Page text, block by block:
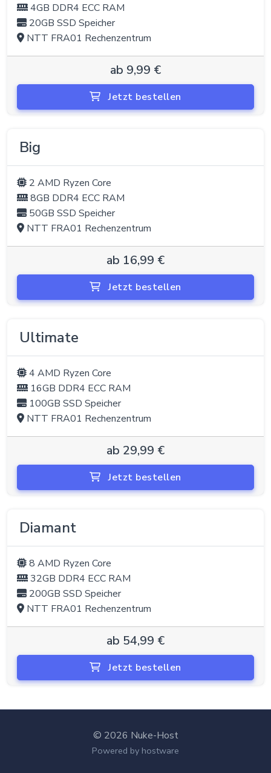
4GB DDR4 ECC RAM
20GB SSD Speicher
NTT FRA01 Rechenzentrum
ab 9,99 €
Jetzt bestellen
Big
2 AMD Ryzen Core
8GB DDR4 ECC RAM
50GB SSD Speicher
NTT FRA01 Rechenzentrum
ab 16,99 €
Jetzt bestellen
Ultimate
4 AMD Ryzen Core
16GB DDR4 ECC RAM
100GB SSD Speicher
NTT FRA01 Rechenzentrum
ab 29,99 €
Jetzt bestellen
Diamant
8 AMD Ryzen Core
32GB DDR4 ECC RAM
200GB SSD Speicher
NTT FRA01 Rechenzentrum
ab 54,99 €
Jetzt bestellen
© 2026 Nuke-Host
Powered by hostware